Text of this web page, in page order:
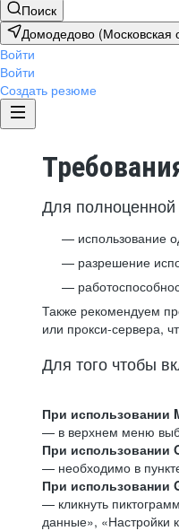
Поиск
Домодедово (Московская
Войти
Войти
Создать резюме
Для полноценной
использование
разрешение
Также рекомендуем
или прокси-сервера,
Для того чтобы
При использовании
— в верхнем меню
При использовании
— необходимо в
При использовании
— кликнуть
данные», «Настройки